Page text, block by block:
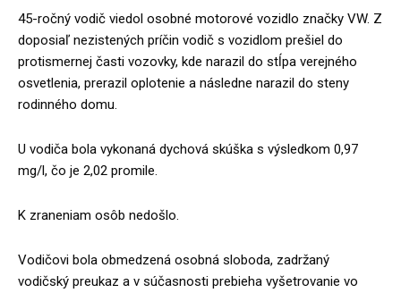
45-ročný vodič viedol osobné motorové vozidlo značky VW. Z
doposiaľ nezistených príčin vodič s vozidlom prešiel do
protismernej časti vozovky, kde narazil do stĺpa verejného
osvetlenia, prerazil oplotenie a následne narazil do steny
rodinného domu.
U vodiča bola vykonaná dychová skúška s výsledkom 0,97
mg/l, čo je 2,02 promile.
K zraneniam osôb nedošlo.
Vodičovi bola obmedzená osobná sloboda, zadržaný
vodičský preukaz a v súčasnosti prebieha vyšetrovanie vo